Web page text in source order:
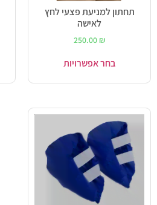
תחתון למניעת פצעי לחץ
לאישה
250.00 ₪
בחר אפשרויות